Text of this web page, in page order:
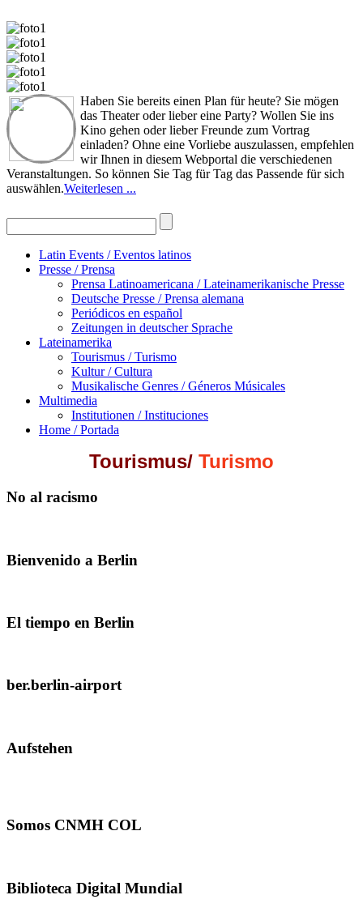
Haben Sie bereits einen Plan für heute? Sie mögen
das Theater oder lieber eine Party? Wollen Sie ins
Kino gehen oder lieber Freunde zum Vortrag
einladen? Ohne eine Vorliebe auszulassen, empfehlen
wir Ihnen in diesem Webportal die verschiedenen
Veranstaltungen. So können Sie Tag für Tag das Passende für sich
auswählen.Weiterlesen ...
Latin Events / Eventos latinos
Presse / Prensa
Prensa Latinoamericana / Lateinamerikanische Presse
Deutsche Presse / Prensa alemana
Periódicos en español
Zeitungen in deutscher Sprache
Lateinamerika
Tourismus / Turismo
Kultur / Cultura
Musikalische Genres / Géneros Músicales
Multimedia
Institutionen / Instituciones
Home / Portada
Tourismus/ Turismo
No al racismo
Bienvenido a Berlin
El tiempo en Berlin
ber.berlin-airport
Aufstehen
Somos CNMH COL
Biblioteca Digital Mundial